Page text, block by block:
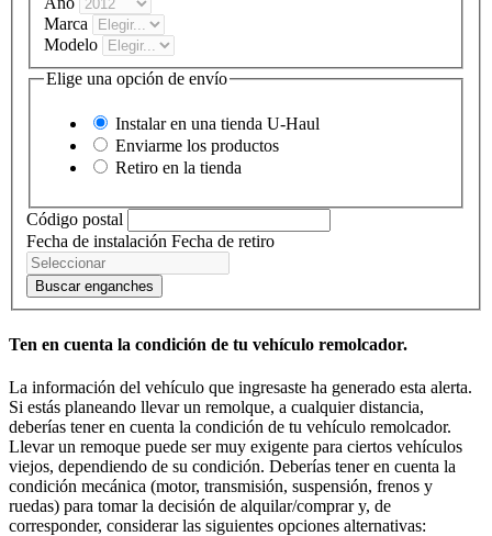
Marca
Modelo
Elige una opción de envío
Instalar en una tienda U-Haul
Enviarme los productos
Retiro en la tienda
Código postal
Fecha de instalación Fecha de retiro
Buscar enganches
Ten en cuenta la condición de tu vehículo remolcador.
La información del vehículo que ingresaste ha generado esta alerta.
Si estás planeando llevar un remolque, a cualquier distancia,
deberías tener en cuenta la condición de tu vehículo remolcador.
Llevar un remoque puede ser muy exigente para ciertos vehículos
viejos, dependiendo de su condición. Deberías tener en cuenta la
condición mecánica (motor, transmisión, suspensión, frenos y
ruedas) para tomar la decisión de alquilar/comprar y, de
corresponder, considerar las siguientes opciones alternativas: